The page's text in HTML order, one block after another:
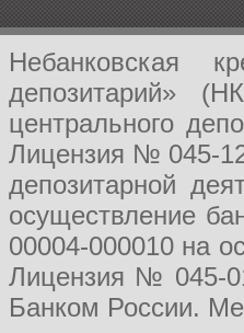
Небанковская
депозитарий»
центрального
Лицензия № 045-
депозитарной
осуществление
00004-000010 на
Лицензия № 045-
Банком России.